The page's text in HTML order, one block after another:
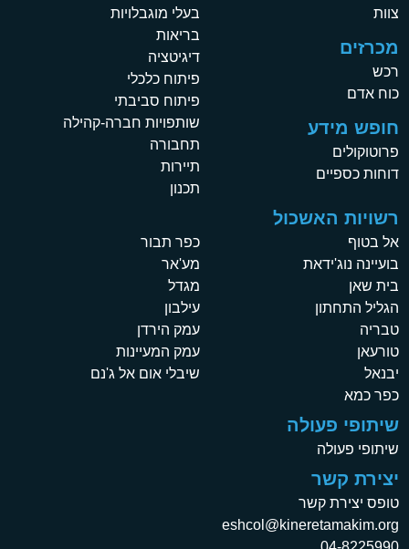
צוות
מכרזים
רכש
כוח אדם
חופש מידע
פרוטוקולים
דוחות כספיים
בעלי מוגבלויות
בריאות
דיגיטציה
פיתוח כלכלי
פיתוח סביבתי
שותפויות חברה-קהילה
תחבורה
תיירות
תכנון
רשויות האשכול
אל בטוף
בועיינה נוג'ידאת
בית שאן
הגליל התחתון
טבריה
טורעאן
יבנאל
כפר כמא
שיתופי פעולה
שיתופי פעולה
כפר תבור
מע'אר
מגדל
עילבון
עמק הירדן
עמק המעיינות
שיבלי אום אל ג'נם
יצירת קשר
טופס יצירת קשר
eshcol@kineretamakim.org